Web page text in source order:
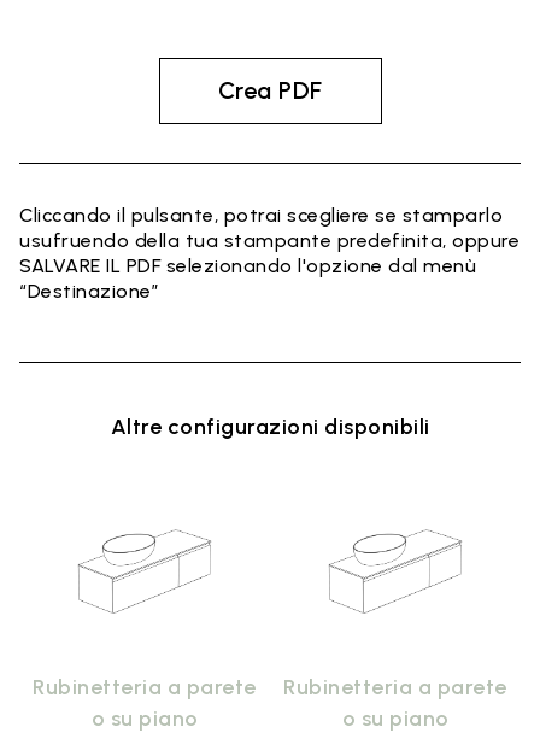
Crea PDF
Cliccando il pulsante, potrai scegliere se stamparlo
usufruendo della tua stampante predefinita, oppure
SALVARE IL PDF selezionando l'opzione dal menù
“Destinazione”
Altre configurazioni disponibili
Rubinetteria a parete
o su piano
Rubinetteria a parete
o su piano